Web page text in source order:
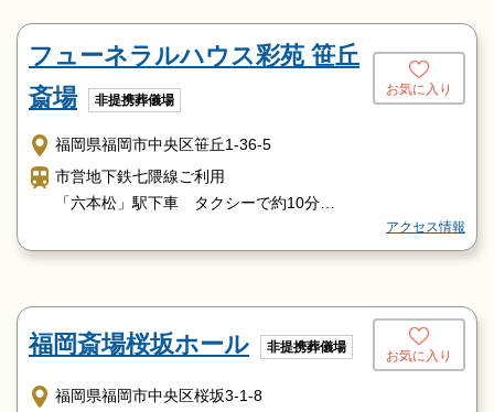
フューネラルハウス彩苑 笹丘
斎場
非提携葬儀場
お気に入り
福岡県福岡市中央区笹丘1-36-5
市営地下鉄七隈線ご利用
「六本松」駅下車 タクシーで約10分
「唐人町」駅下車 タクシーで約20分
「博多」駅より
博多バスターミナル1階より13番系統(約50分)
または 113番系統(約45分) 「笹丘」バス停で下車
徒歩約3分
アクセス情報
福岡斎場桜坂ホール 非提携葬儀場
お気に入り
福岡県福岡市中央区桜坂3-1-8